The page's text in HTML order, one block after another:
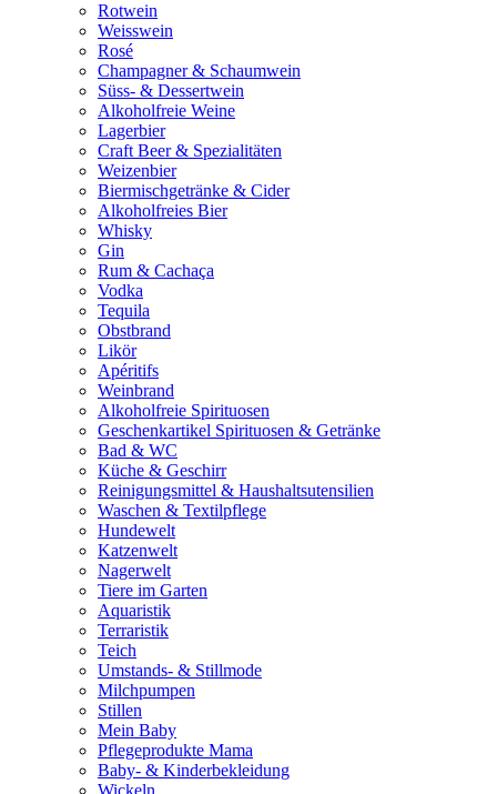
Rotwein
Weisswein
Rosé
Champagner & Schaumwein
Süss- & Dessertwein
Alkoholfreie Weine
Lagerbier
Craft Beer & Spezialitäten
Weizenbier
Biermischgetränke & Cider
Alkoholfreies Bier
Whisky
Gin
Rum & Cachaça
Vodka
Tequila
Obstbrand
Likör
Apéritifs
Weinbrand
Alkoholfreie Spirituosen
Geschenkartikel Spirituosen & Getränke
Bad & WC
Küche & Geschirr
Reinigungsmittel & Haushaltsutensilien
Waschen & Textilpflege
Hundewelt
Katzenwelt
Nagerwelt
Tiere im Garten
Aquaristik
Terraristik
Teich
Umstands- & Stillmode
Milchpumpen
Stillen
Mein Baby
Pflegeprodukte Mama
Baby- & Kinderbekleidung
Wickeln